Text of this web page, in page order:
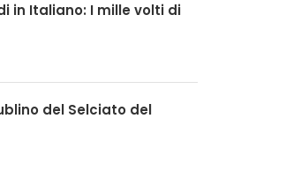
in Italiano: I mille volti di
del Selciato del